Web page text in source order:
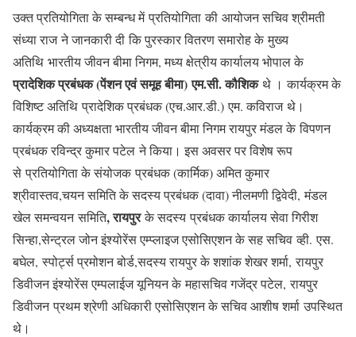
उक्त प्रतियोगिता के सम्बन्ध में प्रतियोगिता की आयोजन सचिव श्रीमती
संध्या राज ने जानकारी दी कि पुरस्कार वितरण समारोह के मुख्य
अतिथि भारतीय जीवन बीमा निगम, मध्य क्षेत्रीय कार्यालय भोपाल के
प्रादेशिक प्रबंधक (पेंशन एवं समूह बीमा) एम.सी. कौशिकथे । कार्यक्रम के
विशिष्ट अतिथि प्रादेशिक प्रबंधक (एच.आर.डी.) एम. कविराज थे।
कार्यक्रम की अध्यक्षता भारतीय जीवन बीमा निगम रायपुर मंडल के विपणन
प्रबंधक रविन्द्र कुमार पटेल ने किया। इस अवसर पर विशेष रूप
से प्रतियोगिता के संयोजक प्रबंधक (कार्मिक) अमित कुमार
श्रीवास्तव,चयन समिति के सदस्य प्रबंधक (दावा) नीलमणी द्विवेदी, मंडल
खेल समन्वयन समिति, रायपुरके सदस्य प्रबंधक कार्यालय सेवा गिरीश
सिन्हा,सेन्ट्रल जोन इंश्योरेंस एम्प्लाइज एसोसिएशन के सह सचिव व्ही. एस.
बघेल, स्पोर्ट्स प्रमोशन बोर्ड,सदस्य रायपुर के शशांक शेखर शर्मा, रायपुर
डिवीजन इंश्योरेंस एम्पलाईज यूनियन के महासचिव गजेंद्र पटेल, रायपुर
डिवीजन प्रथम श्रेणी अधिकारी एसोसिएशन के सचिव आशीष शर्मा उपस्थित
थे।